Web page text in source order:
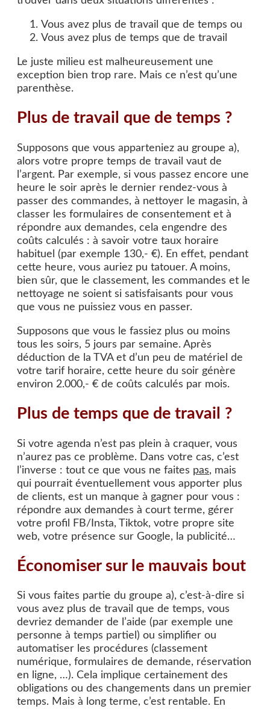
Vous avez plus de travail que de temps ou
Vous avez plus de temps que de travail
Le juste milieu est malheureusement une
exception bien trop rare. Mais ce n’est qu’une
parenthèse.
Plus de travail que de temps ?
Supposons que vous apparteniez au groupe a),
alors votre propre temps de travail vaut de
l’argent. Par exemple, si vous passez encore une
heure le soir après le dernier rendez-vous à
passer des commandes, à nettoyer le magasin, à
classer les formulaires de consentement et à
répondre aux demandes, cela engendre des
coûts calculés : à savoir votre taux horaire
habituel (par exemple 130,- €). En effet, pendant
cette heure, vous auriez pu tatouer. A moins,
bien sûr, que le classement, les commandes et le
nettoyage ne soient si satisfaisants pour vous
que vous ne puissiez vous en passer.
Supposons que vous le fassiez plus ou moins
tous les soirs, 5 jours par semaine. Après
déduction de la TVA et d’un peu de matériel de
votre tarif horaire, cette heure du soir génère
environ 2.000,- € de coûts calculés par mois.
Plus de temps que de travail ?
Si votre agenda n’est pas plein à craquer, vous
n’aurez pas ce problème. Dans votre cas, c’est
l’inverse : tout ce que vous ne faites pas, mais
qui pourrait éventuellement vous apporter plus
de clients, est un manque à gagner pour vous :
répondre aux demandes à court terme, gérer
votre profil FB/Insta, Tiktok, votre propre site
web, votre présence sur Google, la publicité…
Économiser sur le mauvais bout
Si vous faites partie du groupe a), c’est-à-dire si
vous avez plus de travail que de temps, vous
devriez demander de l’aide (par exemple une
personne à temps partiel) ou simplifier ou
automatiser les procédures (classement
numérique, formulaires de demande, réservation
en ligne, …). Cela implique certainement des
obligations ou des changements dans un premier
temps. Mais à long terme, c’est rentable. En